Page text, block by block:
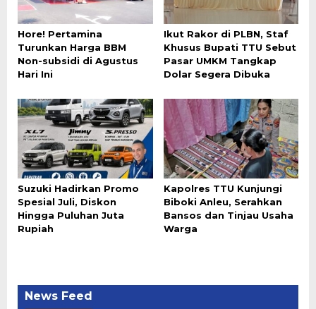
Hore! Pertamina
Turunkan Harga BBM
Non-subsidi di Agustus
Hari Ini
Ikut Rakor di PLBN, Staf
Khusus Bupati TTU Sebut
Pasar UMKM Tangkap
Dolar Segera Dibuka
Suzuki Hadirkan Promo
Spesial Juli, Diskon
Hingga Puluhan Juta
Rupiah
Kapolres TTU Kunjungi
Biboki Anleu, Serahkan
Bansos dan Tinjau Usaha
Warga
News Feed